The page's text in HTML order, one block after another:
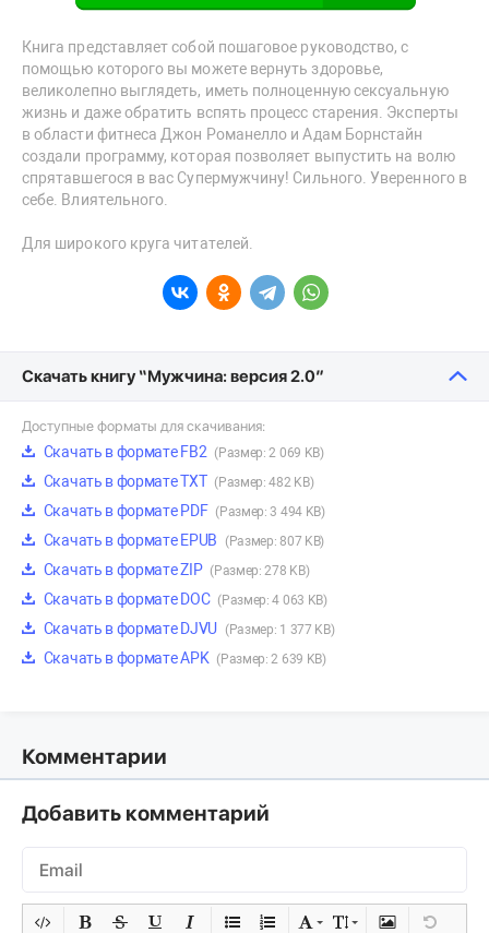
Книга представляет собой пошаговое руководство, с
помощью которого вы можете вернуть здоровье,
великолепно выглядеть, иметь полноценную сексуальную
жизнь и даже обратить вспять процесс старения. Эксперты
в области фитнеса Джон Романелло и Адам Борнстайн
создали программу, которая позволяет выпустить на волю
спрятавшегося в вас Супермужчину! Сильного. Уверенного в
себе. Влиятельного.
Для широкого круга читателей.
Скачать книгу “Мужчина: версия 2.0”
Доступные форматы для скачивания:
Скачать в формате FB2 (Размер: 2 069 KB)
Скачать в формате TXT (Размер: 482 KB)
Скачать в формате PDF (Размер: 3 494 KB)
Скачать в формате EPUB (Размер: 807 KB)
Скачать в формате ZIP (Размер: 278 KB)
Скачать в формате DOC (Размер: 4 063 KB)
Скачать в формате DJVU (Размер: 1 377 KB)
Скачать в формате APK (Размер: 2 639 KB)
Комментарии
Добавить комментарий